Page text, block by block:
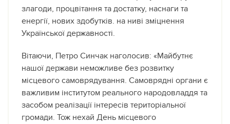
злагоди, процвітання та достатку, наснаги та
енергії, нових здобутків. на ниві зміцнення
Української державності.
Вітаючи, Петро Синчак наголосив: «Майбутнє
нашої держави неможливе без розвитку
місцевого самоврядування. Самоврядні органи є
важливим інститутом реального народовладдя та
засобом реалізації інтересів територіальної
громади. Тож нехай День місцевого